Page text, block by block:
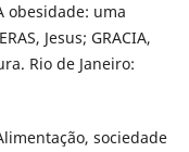
obesidade: uma
Jesus; GRACIA,
Rio de Janeiro:
sociedade